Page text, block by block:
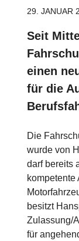
29. JANUAR
Seit
einen
für die
Die
wurde von
darf bereits
besitzt
Zulassung/
für